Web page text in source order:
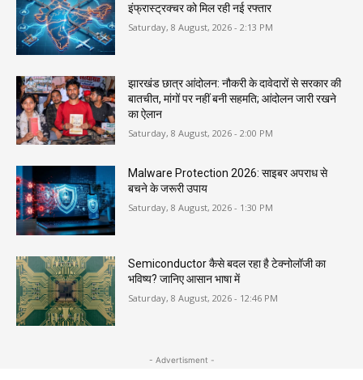
इंफ्रास्ट्रक्चर को मिल रही नई रफ्तार
Saturday, 8 August, 2026 - 2:13 PM
झारखंड छात्र आंदोलन: नौकरी के दावेदारों से सरकार की
बातचीत, मांगों पर नहीं बनी सहमति; आंदोलन जारी रखने
का ऐलान
Saturday, 8 August, 2026 - 2:00 PM
Malware Protection 2026: साइबर अपराध से
बचने के जरूरी उपाय
Saturday, 8 August, 2026 - 1:30 PM
Semiconductor कैसे बदल रहा है टेक्नोलॉजी का
भविष्य? जानिए आसान भाषा में
Saturday, 8 August, 2026 - 12:46 PM
- Advertisment -